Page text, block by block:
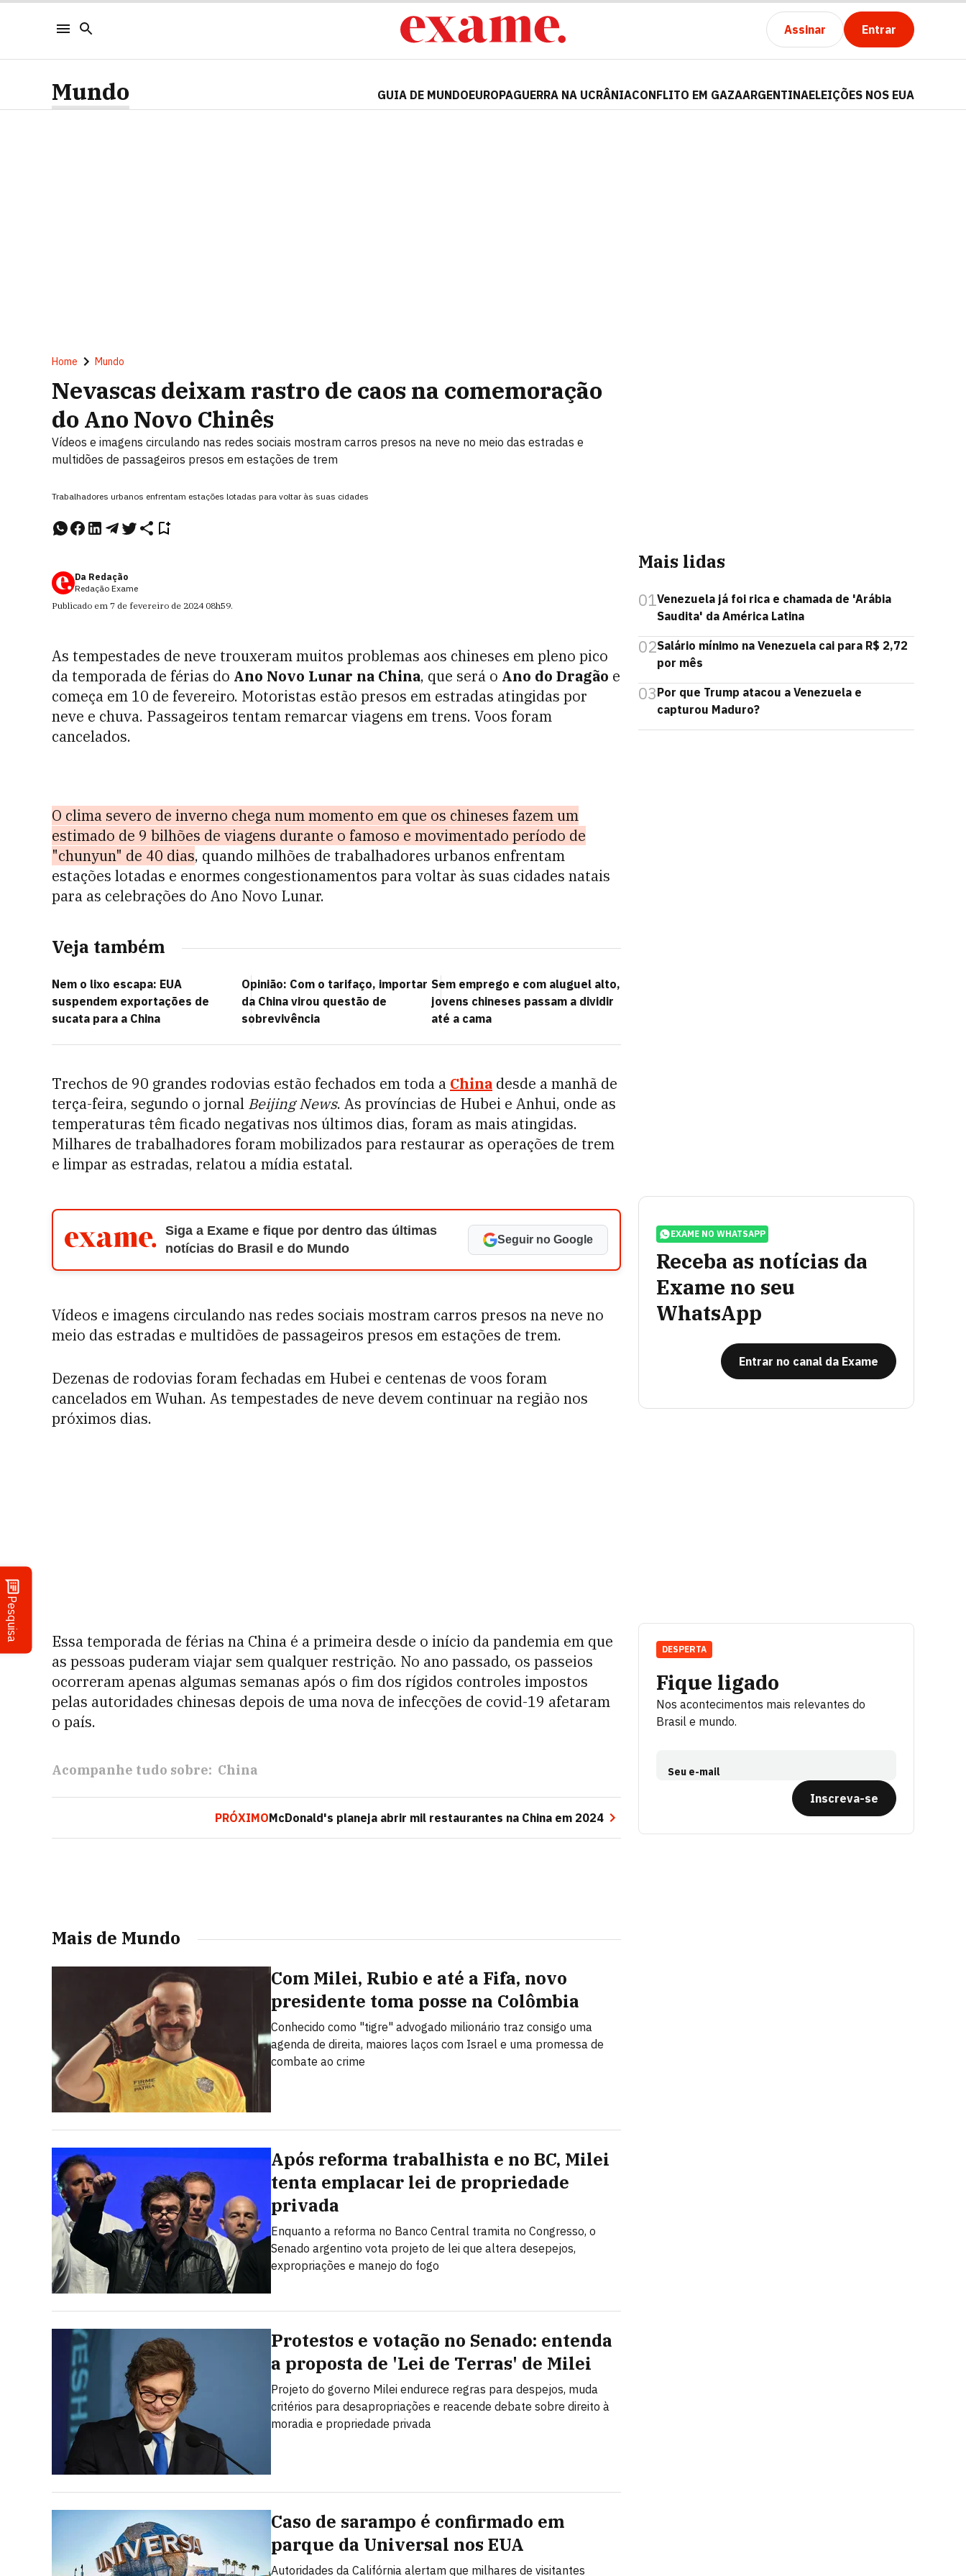
Assinar Entrar
Pesquisa
Mundo GUIA DE MUNDOEUROPAGUERRA NA UCRÂNIACONFLITO EM GAZAARGENTINAELEIÇÕES NOS EUA
Home Mundo
Nevascas deixam rastro de caos na comemoração
do Ano Novo Chinês
Vídeos e imagens circulando nas redes sociais mostram carros presos na neve no meio das estradas e
multidões de passageiros presos em estações de trem
Trabalhadores urbanos enfrentam estações lotadas para voltar às suas cidades
Da Redação
Redação Exame
Publicado em 7 de fevereiro de 2024 08h59.
As tempestades de neve trouxeram muitos problemas aos chineses em pleno pico
da temporada de férias do Ano Novo Lunar na China, que será o Ano do Dragão e
começa em 10 de fevereiro. Motoristas estão presos em estradas atingidas por
neve e chuva. Passageiros tentam remarcar viagens em trens. Voos foram
cancelados.
O clima severo de inverno chega num momento em que os chineses fazem um
estimado de 9 bilhões de viagens durante o famoso e movimentado período de
"chunyun" de 40 dias, quando milhões de trabalhadores urbanos enfrentam
estações lotadas e enormes congestionamentos para voltar às suas cidades natais
para as celebrações do Ano Novo Lunar.
Veja também
Nem o lixo escapa: EUA
suspendem exportações de
sucata para a China
Opinião: Com o tarifaço, importar
da China virou questão de
sobrevivência
Sem emprego e com aluguel alto,
jovens chineses passam a dividir
até a cama
Trechos de 90 grandes rodovias estão fechados em toda a China desde a manhã de
terça-feira, segundo o jornal Beijing News. As províncias de Hubei e Anhui, onde as
temperaturas têm ficado negativas nos últimos dias, foram as mais atingidas.
Milhares de trabalhadores foram mobilizados para restaurar as operações de trem
e limpar as estradas, relatou a mídia estatal.
Siga a Exame e fique por dentro das últimas
notícias do Brasil e do Mundo
Seguir no Google
Vídeos e imagens circulando nas redes sociais mostram carros presos na neve no
meio das estradas e multidões de passageiros presos em estações de trem.
Dezenas de rodovias foram fechadas em Hubei e centenas de voos foram
cancelados em Wuhan. As tempestades de neve devem continuar na região nos
próximos dias.
Essa temporada de férias na China é a primeira desde o início da pandemia em que
as pessoas puderam viajar sem qualquer restrição. No ano passado, os passeios
ocorreram apenas algumas semanas após o fim dos rígidos controles impostos
pelas autoridades chinesas depois de uma nova de infecções de covid-19 afetaram
o país.
Acompanhe tudo sobre: China
PRÓXIMOMcDonald's planeja abrir mil restaurantes na China em 2024
Mais de Mundo
Com Milei, Rubio e até a Fifa, novo
presidente toma posse na Colômbia
Conhecido como "tigre" advogado milionário traz consigo uma
agenda de direita, maiores laços com Israel e uma promessa de
combate ao crime
Após reforma trabalhista e no BC, Milei
tenta emplacar lei de propriedade
privada
Enquanto a reforma no Banco Central tramita no Congresso, o
Senado argentino vota projeto de lei que altera desepejos,
expropriações e manejo do fogo
Protestos e votação no Senado: entenda
a proposta de 'Lei de Terras' de Milei
Projeto do governo Milei endurece regras para despejos, muda
critérios para desapropriações e reacende debate sobre direito à
moradia e propriedade privada
Caso de sarampo é confirmado em
parque da Universal nos EUA
Autoridades da Califórnia alertam que milhares de visitantes
Mais lidas
01Venezuela já foi rica e chamada de 'Arábia
Saudita' da América Latina
02Salário mínimo na Venezuela cai para R$ 2,72
por mês
03Por que Trump atacou a Venezuela e
capturou Maduro?
EXAME NO WHATSAPP
Receba as notícias da
Exame no seu
WhatsApp
Entrar no canal da Exame
Fique ligado
Nos acontecimentos mais relevantes do
Brasil e mundo.
Seu e-mail
Inscreva-se
DESPERTA